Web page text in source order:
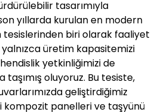
tasarımıyla
yıllarda kurulan en modern
biri olarak faaliyet
üretim kapasitemizi
yetkinliğimizi de
taşımış oluyoruz. Bu tesiste,
geliştirdiğimiz
panelleri ve taşyünü